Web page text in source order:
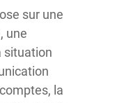
sur une
une
situation
la